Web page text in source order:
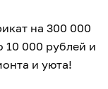
на 300 000
10 000 рублей и
и уюта!